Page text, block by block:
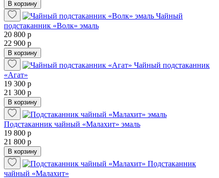
В корзину
Чайный
подстаканник «Волк» эмаль
20 800 р
22 900 р
В корзину
Чайный подстаканник
«Агат»
19 300 р
21 300 р
В корзину
Подстаканник чайный «Малахит» эмаль
19 800 р
21 800 р
В корзину
Подстаканник
чайный «Малахит»